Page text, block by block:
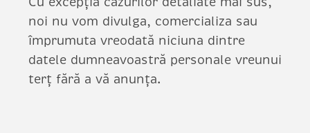
noi nu vom divulga, comercializa sau
împrumuta vreodată niciuna dintre
datele dumneavoastră personale vreunui
terț fără a vă anunța.